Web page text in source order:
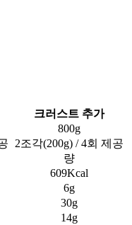
크러스트 추가
800g
2조각(200g) / 4회 제공
량
609Kcal
6g
30g
14g